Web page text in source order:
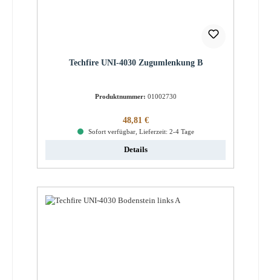
Techfire UNI-4030 Zugumlenkung B
Produktnummer: 01002730
Regulärer Preis:
48,81 €
Sofort verfügbar, Lieferzeit: 2-4 Tage
Details